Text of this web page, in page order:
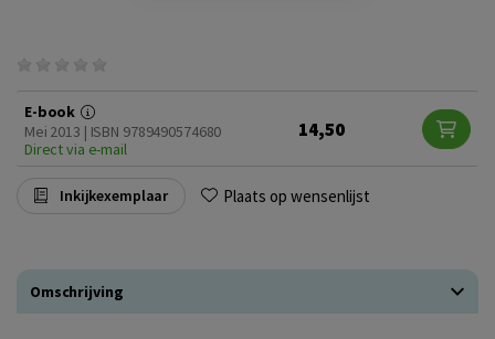
E-book
Mei 2013 | ISBN 9789490574680
Direct via e-mail
14,50
Inkijkexemplaar Plaats op wensenlijst
Omschrijving